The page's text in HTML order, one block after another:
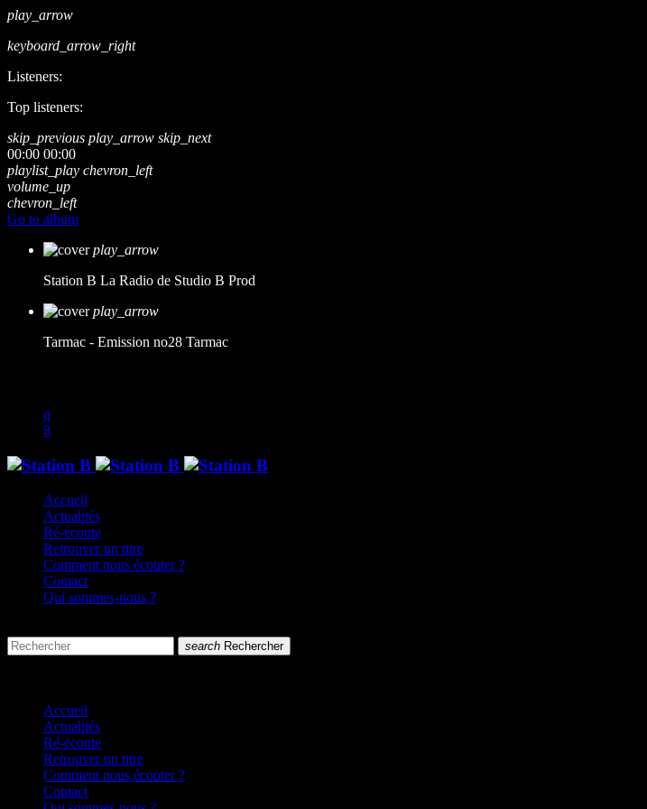
play_arrow
keyboard_arrow_right
Listeners:
Top listeners:
skip_previous play_arrow skip_next
00:00 00:00
playlist_play chevron_left
volume_up
chevron_left
Go to album
play_arrow
Station B La Radio de Studio B Prod
play_arrow
Tarmac - Emission no28 Tarmac
Accueil
Actualités
Ré-écoute
Retrouver un titre
Comment nous écouter ?
Contact
Qui sommes-nous ?
search Rechercher
Accueil
Actualités
Ré-écoute
Retrouver un titre
Comment nous écouter ?
Contact